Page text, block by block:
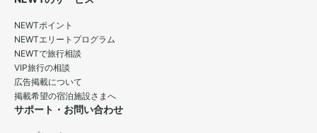
NEWTポイント
NEWTエリートプログラム
NEWTで旅行相談
VIP旅行の相談
広告掲載について
掲載希望の宿泊施設さまへ
サポート・お問い合わせ